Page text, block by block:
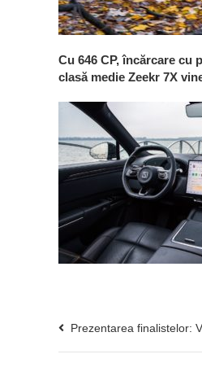
Cu 646 CP, încărcare cu
clasă medie Zeekr 7X
Prezentarea finalistelor: